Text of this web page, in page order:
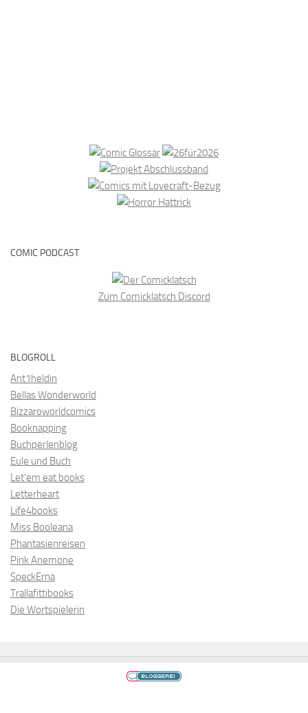
COMIC PODCAST
Zum Comicklatsch Discord
BLOGROLL
Ant1heldin
Bellas Wonderworld
Bizzaroworldcomics
Booknapping
Buchperlenblog
Eule und Buch
Let’em eat books
Letterheart
Life4books
Miss Booleana
Phantasienreisen
Pink Anemone
SpeckErna
Trallafittibooks
Die Wortspielerin